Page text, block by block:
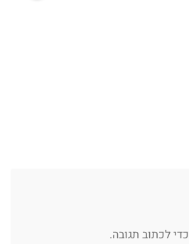
כדי לכתוב תגובה.